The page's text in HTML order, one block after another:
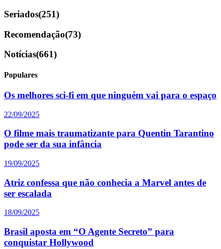
Seriados(251)
Recomendação(73)
Notícias(661)
Populares
Os melhores sci-fi em que ninguém vai para o espaço
22/09/2025
O filme mais traumatizante para Quentin Tarantino
pode ser da sua infância
19/09/2025
Atriz confessa que não conhecia a Marvel antes de
ser escalada
18/09/2025
Brasil aposta em “O Agente Secreto” para
conquistar Hollywood